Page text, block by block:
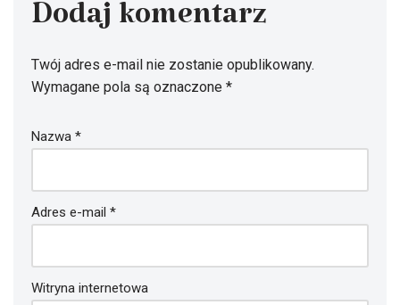
Dodaj komentarz
Twój adres e-mail nie zostanie opublikowany.
Wymagane pola są oznaczone *
Nazwa *
Adres e-mail *
Witryna internetowa